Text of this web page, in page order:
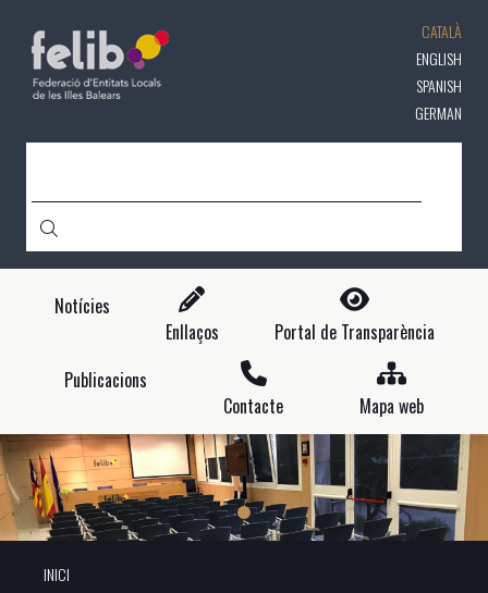
contingut
CATALÀ
ENGLISH
SPANISH
GERMAN
Notícies
Enllaços
Portal de Transparència
Publicacions
Contacte
Mapa web
INICI